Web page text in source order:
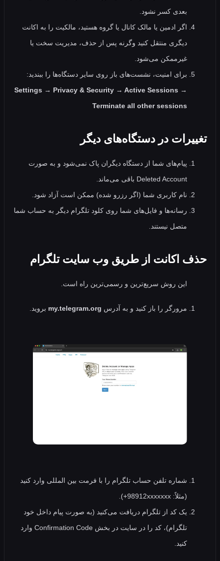
بعدی کسر نشود.
اگر ادمین یا مالک کانال یا گروه هستید، مالکیت را به اکانت
دیگری منتقل کنید وگرنه پس از حذف، مدیریت سخت یا
غیرممکن می‌شود.
برای امنیت، نشست‌های باز روی سایر دستگاه‌ها را ببندید:
Settings → Privacy & Security → Active Sessions →
Terminate all other sessions
در دستگاه‌های دیگر
پیام‌های شما از دستگاه دیگران پاک نمی‌شود و به‌ صورت
Deleted Account باقی می‌ماند.
نام کاربری شما (اگر رزرو شده) ممکن است آزاد شود.
رسانه‌ها و فایل‌های شما روی کلود تلگرام دیگر به حساب شما
متصل نیستند.
اکانت از طریق وب سایت تلگرام
این روش سریع‌ترین و رسمی‌ترین راه است.
مرورگر را باز کنید و به آدرس my.telegram.orgبروید.
شماره تلفن حساب تلگرام را با فرمت بین‌ المللی وارد کنید
یک کد از تلگرام دریافت می‌کنید (به‌ صورت پیام داخل خود
تلگرام)، کد را در سایت در بخش Confirmation Code وارد